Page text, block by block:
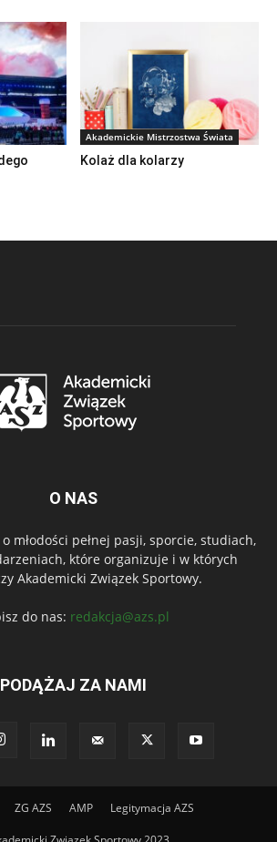
Akademickie Mistrzostwa Świata
Kolaż dla kolarzy
O NAS
młodości pełnej pasji, sporcie, studiach,
które organizuje i w których
Akademicki Związek Sportowy.
do nas: redakcja@azs.pl
PODĄŻAJ ZA NAMI
ZG AZS AMP Legitymacja AZS